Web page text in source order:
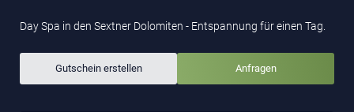
Day Spa in den Sextner Dolomiten - Entspannung für einen Tag.
Gutschein erstellen Anfragen